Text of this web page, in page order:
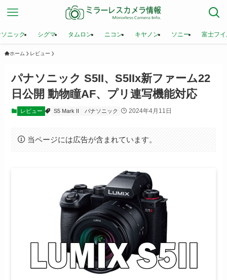
ニック シグマ タムロン ニコン キヤノン ソニー 富士フ
ホーム レビュー
パナソニック S5II、S5IIx新ファーム22
日公開 動物瞳AF、プリ連写機能対応
レビュー S5 Mark II パナソニック 2024年4月11日
当ページには広告が含まれています。